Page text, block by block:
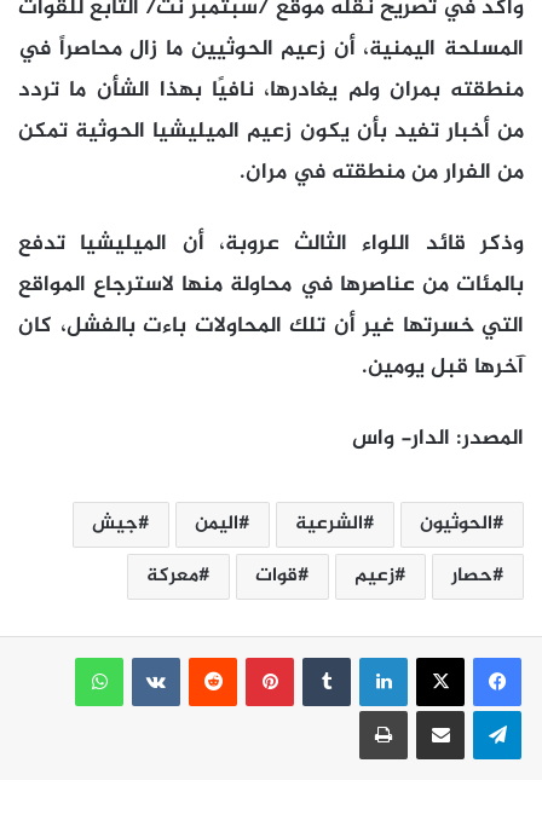
وأكد في تصريح نقله موقع /سبتمبر نت/ التابع للقوات
المسلحة اليمنية، أن زعيم الحوثيين ما زال محاصراً في
منطقته بمران ولم يغادرها، نافيًا بهذا الشأن ما تردد
من أخبار تفيد بأن يكون زعيم الميليشيا الحوثية تمكن
من الفرار من منطقته في مران.
وذكر قائد اللواء الثالث عروبة، أن الميليشيا تدفع
بالمئات من عناصرها في محاولة منها لاسترجاع المواقع
التي خسرتها غير أن تلك المحاولات باءت بالفشل، كان
آخرها قبل يومين.
المصدر: الدار- واس
الحوثيون الشرعية اليمن
جيش
حصار
زعيم قوات معركة
لينكدإن بينتيريست
واتساب
تيلقرام مشاركة عبر البريد طباعة